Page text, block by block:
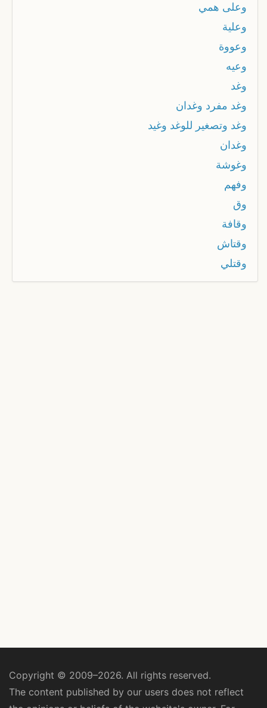
وعلى همي
وعلية
وعووة
وعيه
وغد
وغد مفرد وغدان
وغد وتصغير للوغد وغيد
وغدان
وغوشة
وفهم
وق
وقافة
وقتاش
وقتلي
Copyright © 2009–2026. All rights reserved.
The content published by our users does not reflect